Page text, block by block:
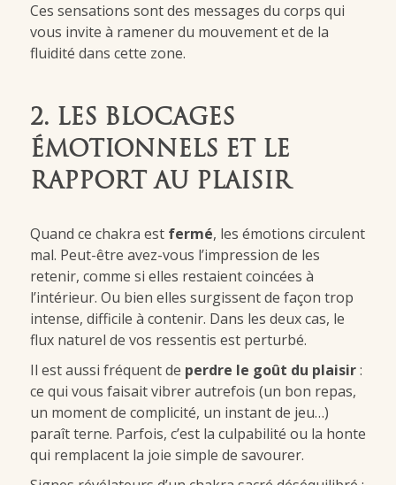
Ces sensations sont des messages du corps qui
vous invite à ramener du mouvement et de la
fluidité dans cette zone.
2. LES BLOCAGES
ÉMOTIONNELS ET LE
RAPPORT AU PLAISIR
Quand ce chakra est fermé, les émotions circulent
mal. Peut-être avez-vous l’impression de les
retenir, comme si elles restaient coincées à
l’intérieur. Ou bien elles surgissent de façon trop
intense, difficile à contenir. Dans les deux cas, le
flux naturel de vos ressentis est perturbé.
Il est aussi fréquent de perdre le goût du plaisir:
ce qui vous faisait vibrer autrefois (un bon repas,
un moment de complicité, un instant de jeu…)
paraît terne. Parfois, c’est la culpabilité ou la honte
qui remplacent la joie simple de savourer.